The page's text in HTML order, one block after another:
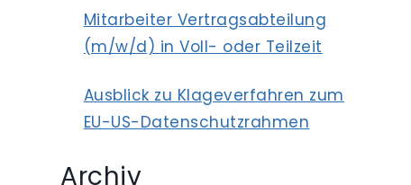
Mitarbeiter Vertragsabteilung
(m/w/d) in Voll- oder Teilzeit
Ausblick zu Klageverfahren zum
EU-US-Datenschutzrahmen
Archiv